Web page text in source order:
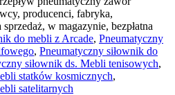
producenci, fabryka,
w magazynie, bezpłatna
do mebli z Arcade, Pneumatyczny
, Pneumatyczny siłownik do
siłownik ds. Mebli tenisowych,
statków kosmicznych,
satelitarnych